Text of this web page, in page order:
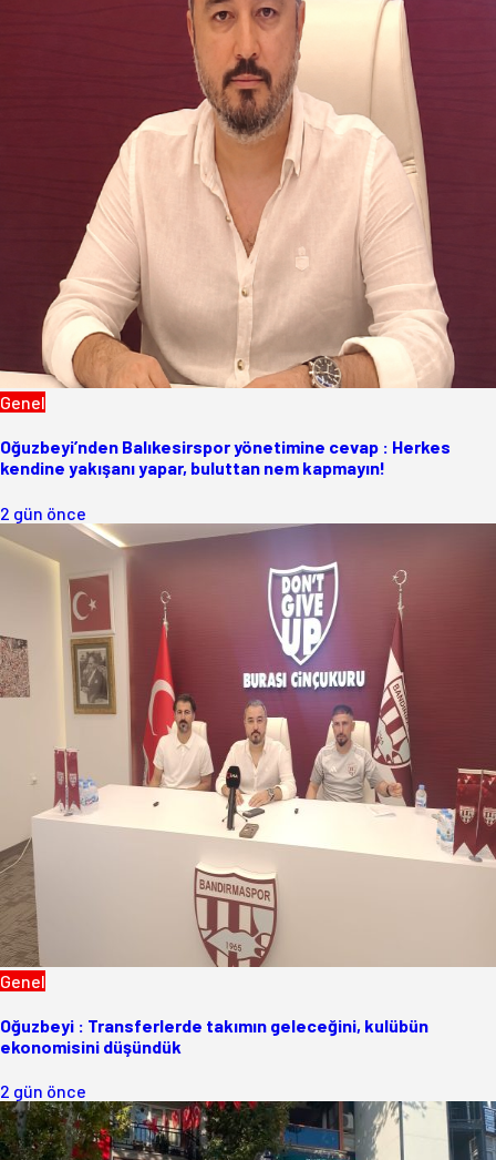
Genel
Oğuzbeyi’nden Balıkesirspor yönetimine cevap : Herkes
kendine yakışanı yapar, buluttan nem kapmayın!
2 gün önce
Genel
Oğuzbeyi : Transferlerde takımın geleceğini, kulübün
ekonomisini düşündük
2 gün önce